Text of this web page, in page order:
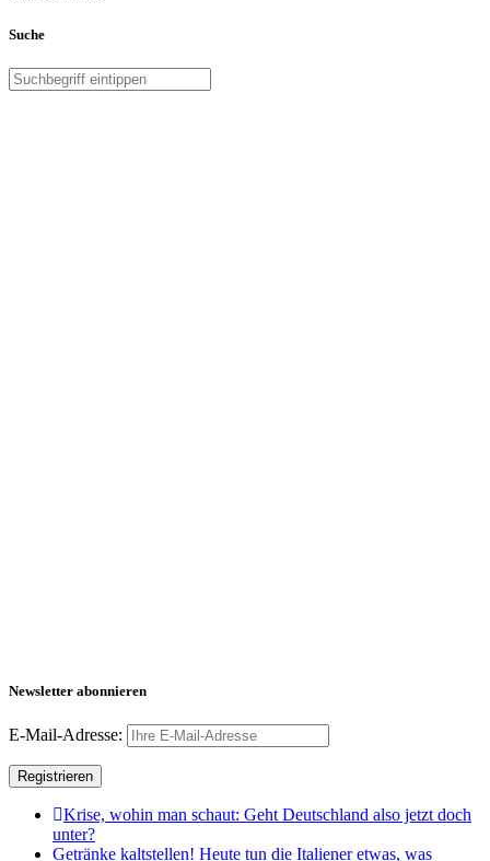
Suche
Newsletter abonnieren
E-Mail-Adresse:
Krise, wohin man schaut: Geht Deutschland also jetzt doch
unter?
Getränke kaltstellen! Heute tun die Italiener etwas, was